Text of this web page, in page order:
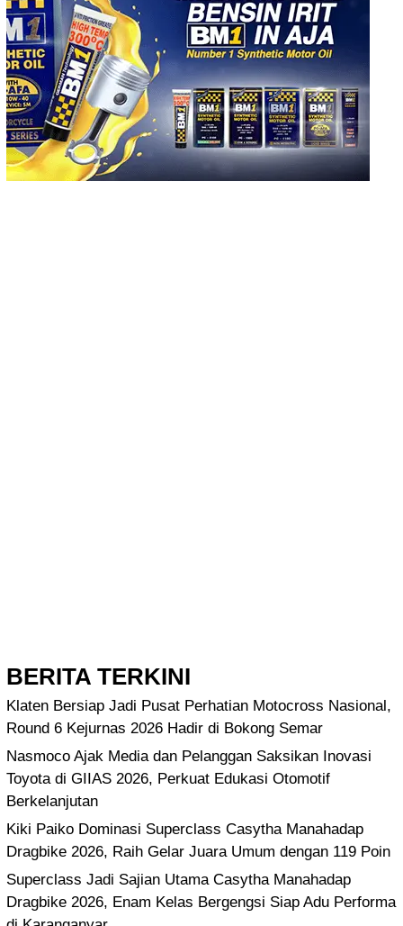
BERITA TERKINI
Klaten Bersiap Jadi Pusat Perhatian Motocross Nasional,
Round 6 Kejurnas 2026 Hadir di Bokong Semar
Nasmoco Ajak Media dan Pelanggan Saksikan Inovasi
Toyota di GIIAS 2026, Perkuat Edukasi Otomotif
Berkelanjutan
Kiki Paiko Dominasi Superclass Casytha Manahadap
Dragbike 2026, Raih Gelar Juara Umum dengan 119 Poin
Superclass Jadi Sajian Utama Casytha Manahadap
Dragbike 2026, Enam Kelas Bergengsi Siap Adu Performa